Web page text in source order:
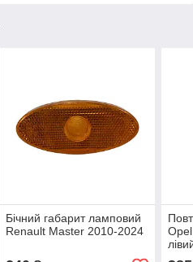
Бічний габарит ламповий
Renault Master 2010-2024